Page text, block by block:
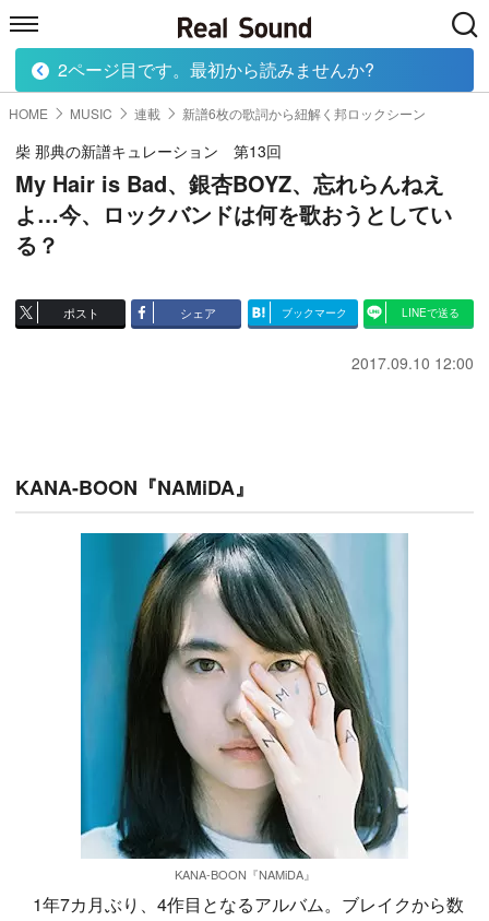
HOME MUSIC MOVIE TECH
HOME MUSIC 連載 新譜6枚の歌詞から紐解く邦ロックシーン
柴 那典の新譜キュレーション 第13回
My Hair is Bad、銀杏BOYZ、忘れらんねえ
よ…今、ロックバンドは何を歌おうとしてい
る？
ポスト シェア ブックマーク LINEで送る
2017.09.10 12:00
KANA-BOON『NAMiDA』
KANA-BOON『NAMiDA』
1年7カ月ぶり、4作目となるアルバム。ブレイクから数
2ページ目です。最初から読みませんか?